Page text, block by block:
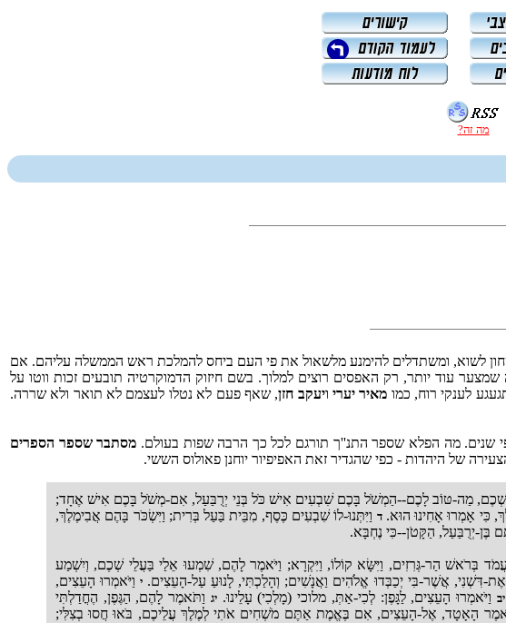
מה זה?
לשוא, ומשתדלים להימנע מלשאול את פי העם ביחס להמלכת ראש הממשלה עליהם. אם
עוד יותר, רק האפסים רוצים למלוך. בשם חיזוק הדמוקרטיה תובעים זכות ווטו על
לענקי רוח, כמו מאיר יערי ויעקב חזן, שאף פעם לא נטלו לעצמם לא תואר ולא שררה.
שנים. מה הפלא שספר התנ''ך תורגם לכל כך הרבה שפות בעולם. מסתבר שספר הספרים
של היהדות - כפי שהגדיר זאת האפיפיור יוחנן פאולוס הששי.
שְׁכֶם, מַה-טּוֹב לָכֶם--הַמְשֹׁל בָּכֶם שִׁבְעִים אִישׁ כֹּל בְּנֵי יְרֻבַּעַל, אִם-מְשֹׁל בָּכֶם אִישׁ אֶחָד;
כִּי אָמְרוּ אָחִינוּ הוּא.ד וַיִּתְּנוּ-לוֹ שִׁבְעִים כֶּסֶף, מִבֵּית בַּעַל בְּרִית; וַיִּשְׂכֹּר בָּהֶם אֲבִימֶלֶךְ,
בֶּן-יְרֻבַּעַל, הַקָּטֹן--כִּי נֶחְבָּא.
בְּרֹאשׁ הַר-גְּרִזִים, וַיִּשָּׂא קוֹלוֹ, וַיִּקְרָא; וַיֹּאמֶר לָהֶם, שִׁמְעוּ אֵלַי בַּעֲלֵי שְׁכֶם, וְיִשְׁמַע
דִּשְׁנִי, אֲשֶׁר-בִּי יְכַבְּדוּ אֱלֹהִים וַאֲנָשִׁים; וְהָלַכְתִּי, לָנוּעַ עַל-הָעֵצִים. יוַיֹּאמְרוּ הָעֵצִים,
יב וַיֹּאמְרוּ הָעֵצִים, לַגָּפֶן: לְכִי-אַתְּ, מלוכי (מָלְכִי) עָלֵינוּ.יג וַתֹּאמֶר לָהֶם, הַגֶּפֶן, הֶחֳדַלְתִּי
הָאָטָד, אֶל-הָעֵצִים, אִם בֶּאֱמֶת אַתֶּם מֹשְׁחִים אֹתִי לְמֶלֶךְ עֲלֵיכֶם, בֹּאוּ חֲסוּ בְצִלִּי;